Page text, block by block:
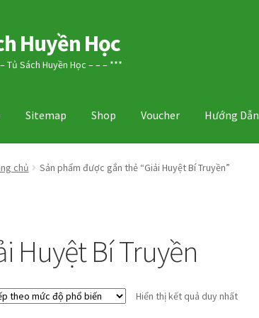
Huyền Học
Tủ Sách Huyền Học – – – ***
Sitemap Shop Voucher Hướng Dẫn
chủ Sản phẩm được gắn thẻ “Giải Huyệt Bí Truyền”
Huyệt Bí Truyền
Hiển thị kết quả duy nhất